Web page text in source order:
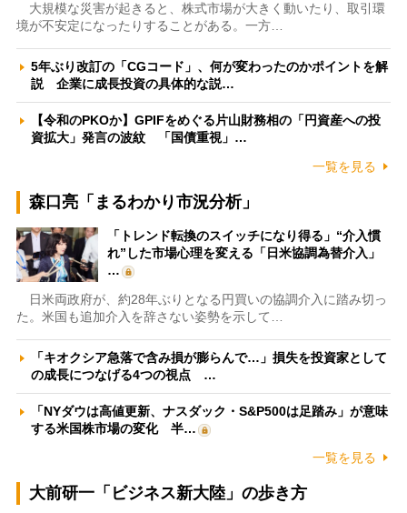
大規模な災害が起きると、株式市場が大きく動いたり、取引環
境が不安定になったりすることがある。一方…
5年ぶり改訂の「CGコード」、何が変わったのかポイントを解
説 企業に成長投資の具体的な説…
【令和のPKOか】GPIFをめぐる片山財務相の「円資産への投
資拡大」発言の波紋 「国債重視」…
一覧を見る
森口亮「まるわかり市況分析」
「トレンド転換のスイッチになり得る」“介入慣
れ”した市場心理を変える「日米協調為替介入」
…
日米両政府が、約28年ぶりとなる円買いの協調介入に踏み切っ
た。米国も追加介入を辞さない姿勢を示して…
「キオクシア急落で含み損が膨らんで…」損失を投資家として
の成長につなげる4つの視点 …
「NYダウは高値更新、ナスダック・S&P500は足踏み」が意味
する米国株市場の変化 半…
一覧を見る
大前研一「ビジネス新大陸」の歩き方